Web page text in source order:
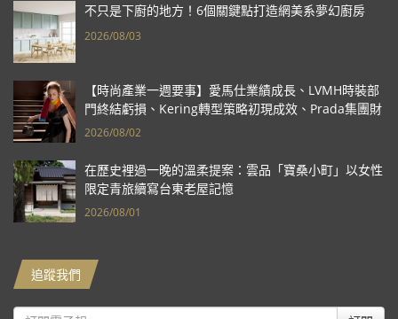
不只是下廚的地方！6個關鍵點打造網美系夢幻廚房
2026/08/03
【時尚產業一週要事】愛馬仕業績成長、LVMH時裝部
門終結虧損、Kering轉型策略初現成效、Prada集團財
報亮眼
2026/08/02
在歷史裡過一晚的溫柔提案：雲品「寶桑小町」以女性
限定青旅續寫台東老屋記憶
2026/08/01
追蹤我們